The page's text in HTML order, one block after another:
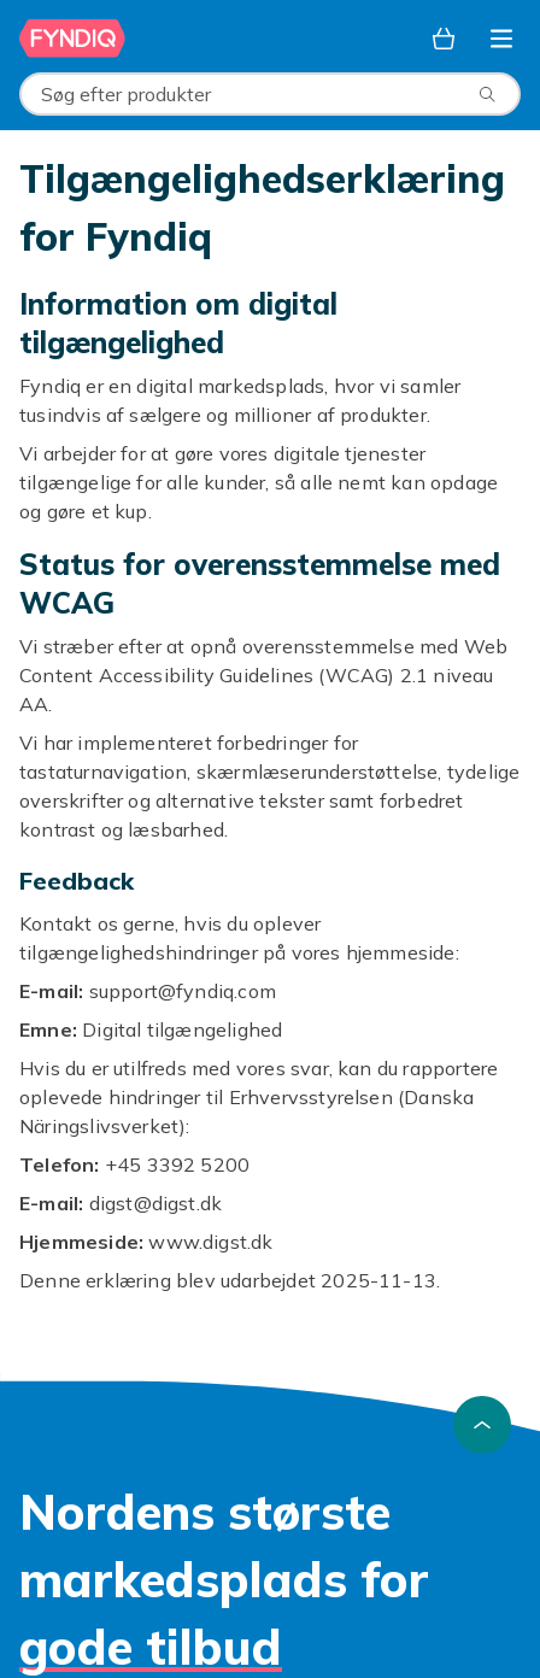
Spring til hovedindhold
Søg efter produkter
Tilgængelighedserklæring
for Fyndiq
Information om digital
tilgængelighed
Fyndiq er en digital markedsplads, hvor vi samler
tusindvis af sælgere og millioner af produkter.
Vi arbejder for at gøre vores digitale tjenester
tilgængelige for alle kunder, så alle nemt kan opdage
og gøre et kup.
Status for overensstemmelse med
WCAG
Vi stræber efter at opnå overensstemmelse med Web
Content Accessibility Guidelines (WCAG) 2.1 niveau
AA.
Vi har implementeret forbedringer for
tastaturnavigation, skærmlæserunderstøttelse, tydelige
overskrifter og alternative tekster samt forbedret
kontrast og læsbarhed.
Feedback
Kontakt os gerne, hvis du oplever
tilgængelighedshindringer på vores hjemmeside:
E-mail: support@fyndiq.com
Emne: Digital tilgængelighed
Hvis du er utilfreds med vores svar, kan du rapportere
oplevede hindringer til Erhvervsstyrelsen (Danska
Näringslivsverket):
Telefon: +45 3392 5200
E-mail: digst@digst.dk
Hjemmeside: www.digst.dk
Denne erklæring blev udarbejdet 2025-11-13.
Nordens største
markedsplads for
gode tilbud